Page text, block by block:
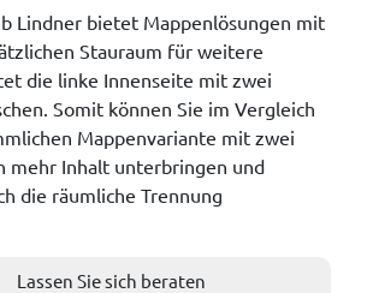
Lindner bietet Mappenlösungen mit
Stauraum für weitere
die linke Innenseite mit zwei
Somit können Sie im Vergleich
Mappenvariante mit zwei
mehr Inhalt unterbringen und
die räumliche Trennung
Lassen Sie sich beraten